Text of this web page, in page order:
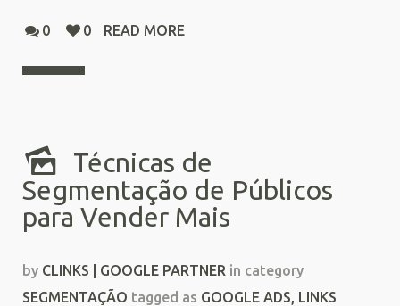
0 0 READ MORE
Técnicas de
Segmentação de Públicos
para Vender Mais
by CLINKS | GOOGLE PARTNER in category
SEGMENTAÇÃO tagged as GOOGLE ADS, LINKS